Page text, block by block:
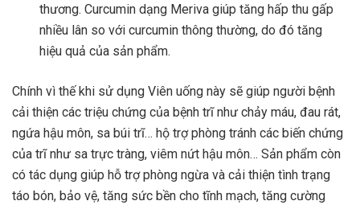
thương. Curcumin dạng Meriva giúp tăng hấp thu gấp
nhiều lân so với curcumin thông thường, do đó tăng
hiệu quả của sản phẩm.
Chính vì thế khi sử dụng Viên uống này sẽ giúp người bệnh
cải thiện các triệu chứng của bệnh trĩ như chảy máu, đau rát,
ngứa hậu môn, sa búi trĩ… hộ trợ phòng tránh các biến chứng
của trĩ như sa trực tràng, viêm nứt hậu môn… Sản phẩm còn
có tác dụng giúp hỗ trợ phòng ngừa và cải thiện tình trạng
táo bón, bảo vệ, tăng sức bền cho tĩnh mạch, tăng cường